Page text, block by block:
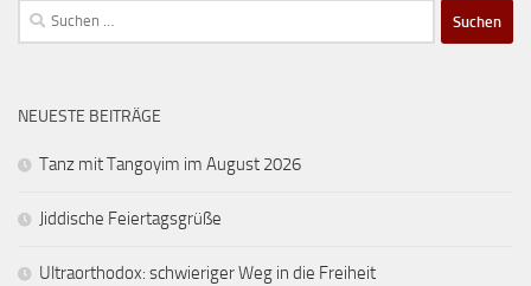
Suchen
nach:
NEUESTE BEITRÄGE
Tanz mit Tangoyim im August 2026
Jiddische Feiertagsgrüße
Ultraorthodox: schwieriger Weg in die Freiheit